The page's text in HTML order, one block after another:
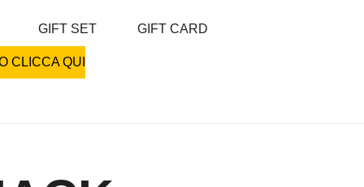
GIFT SET GIFT CARD
CLICCA QUI